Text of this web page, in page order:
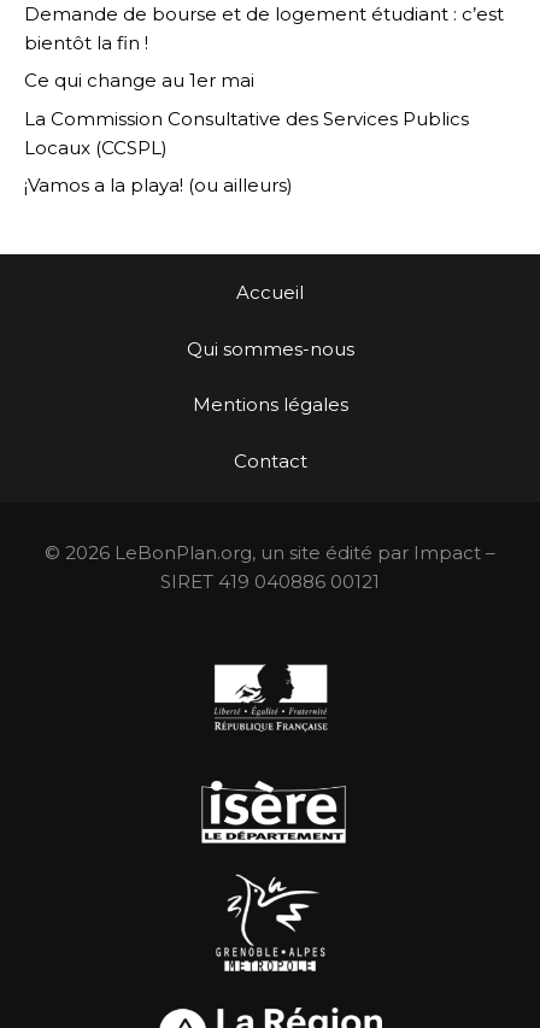
Demande de bourse et de logement étudiant : c’est
bientôt la fin !
Ce qui change au 1er mai
La Commission Consultative des Services Publics
Locaux (CCSPL)
¡Vamos a la playa! (ou ailleurs)
Accueil
Qui sommes-nous
Mentions légales
Contact
© 2026 LeBonPlan.org, un site édité par Impact –
SIRET 419 040886 00121